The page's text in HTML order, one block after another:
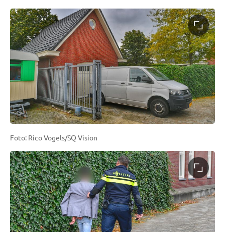
Foto: Rico Vogels/SQ Vision